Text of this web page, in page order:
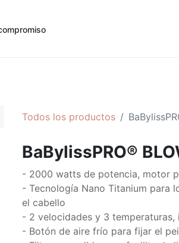
Todos los productos
BaBylissPRO®
- 2000 watts de potencia, motor
- Tecnología Nano Titanium para
el cabello
- 2 velocidades y 3
- Botón de aire frío para fijar el